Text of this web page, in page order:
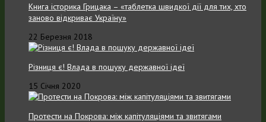
Книга історика Грицака – «таблетка швидкої дії для тих, хто
заново відкриває Україну»
22 Березня 2018
Різниця є! Влада в пошуку державної ідеї
15 Січня 2020
Протести на Покрова: між капітуляціями та звитягами